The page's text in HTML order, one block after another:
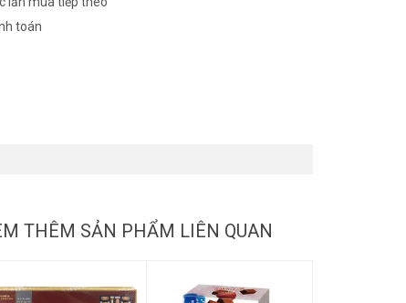
toán
THÊM SẢN PHẨM LIÊN QUAN